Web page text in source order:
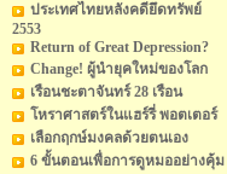
ประเทศไทยหลังคดียึดทรัพย์
2553
Return of Great Depression?
Change! ผู้นำยุคใหม่ของโลก
เรือนชะตาจันทร์ 28 เรือน
โหราศาสตร์ในแฮร์รี่ พอตเตอร์
เลือกฤกษ์มงคลด้วยตนเอง
6 ขั้นตอนเพื่อการดูหมออย่างคุ้ม